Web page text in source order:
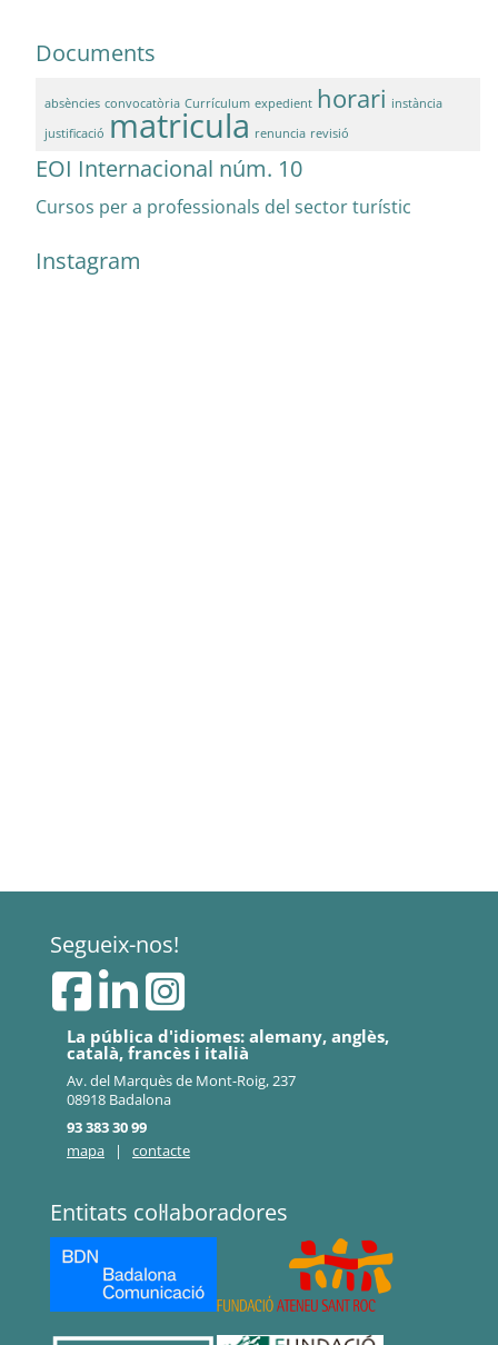
Documents
absències convocatòria Currículum expedient horari instància
justificació matricula renuncia revisió
EOI Internacional núm. 10
Cursos per a professionals del sector turístic
Instagram
Segueix-nos!
La pública d'idiomes: alemany, anglès,
català, francès i italià
Av. del Marquès de Mont-Roig, 237
08918 Badalona
93 383 30 99
mapa
| contacte
Entitats col·laboradores